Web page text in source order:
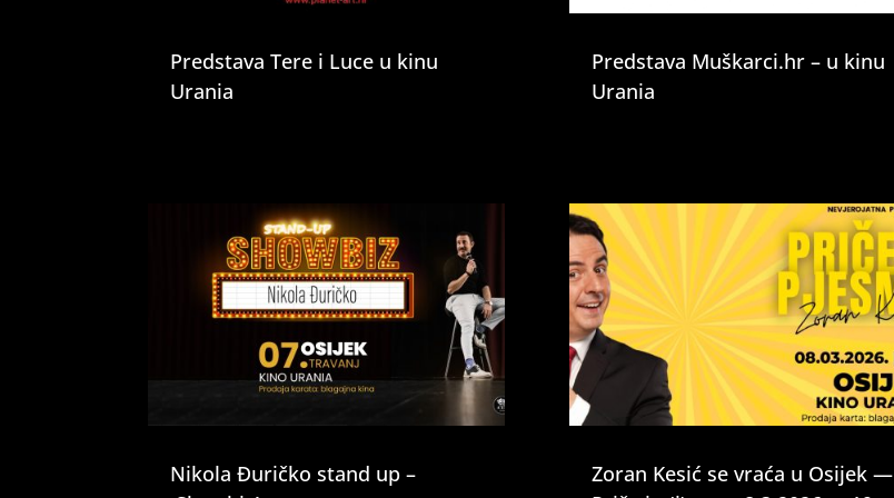
Predstava Tere i Luce u kinu
Urania
Nikola Đuričko stand up –
Predstava Muškarci.hr – u kinu
Urania
Zoran Kesić se vraća u Osijek —